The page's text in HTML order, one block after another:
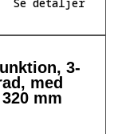
3-
med
mm